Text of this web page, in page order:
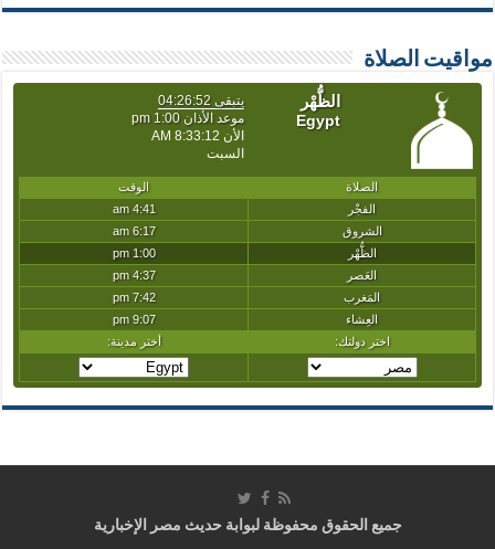
مواقيت الصلاة
جميع الحقوق محفوظة لبوابة حديث مصر الإخبارية